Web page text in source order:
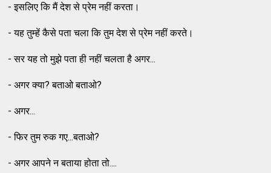
- इसलिए कि मैं देश से प्रेम नहीं करता।
- यह तुम्हें कैसे पता चला कि तुम देश से प्रेम नहीं करते।
- सर यह तो मुझे पता ही नहीं चलता है अगर...
- अगर क्या? बताओ बताओ?
- अगर...
- फिर तुम रुक गए...बताओ?
- अगर आपने न बताया होता तो....